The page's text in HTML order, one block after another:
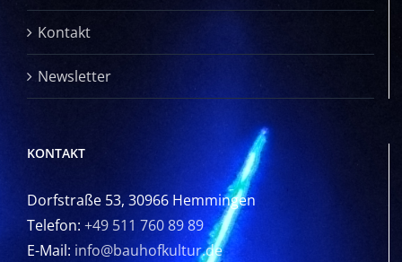
Kontakt
Newsletter
KONTAKT
Dorfstraße 53, 30966 Hemmingen
Telefon: +49 511 760 89 89
E-Mail: info@bauhofkultur.de